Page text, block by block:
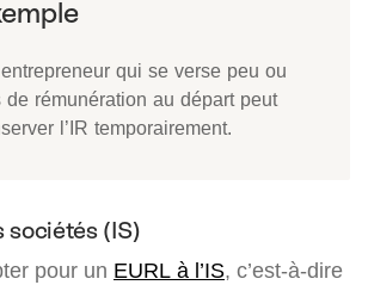
qui se verse peu ou
de rémunération au départ peut
l’IR temporairement.
sociétés (IS)
pour un EURL à l’IS, c’est-à-dire